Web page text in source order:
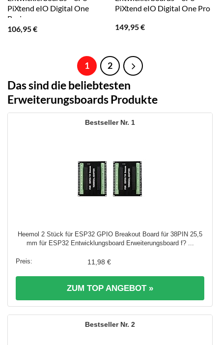
PiXtend eIO Digital One
Basic
106,95€
PiXtend eIO Digital One Pro
149,95€
1 2
Das sind die beliebtesten
Erweiterungsboards Produkte
1
Heemol 2 Stück für ESP32 GPIO Breakout Board für 38PIN 25,5
mm für ESP32 Entwicklungsboard Erweiterungsboard f? ...
11,98 €
ZUM TOP ANGEBOT »
2